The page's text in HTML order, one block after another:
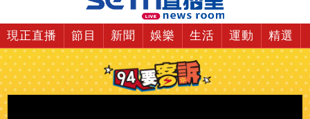
現正直播 節目 新聞 娛樂 生活 運動 精選